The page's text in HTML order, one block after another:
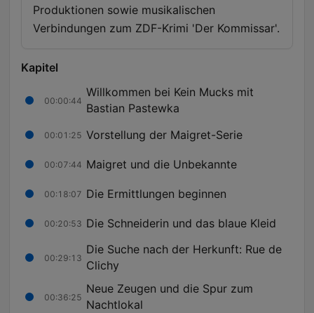
Produktionen sowie musikalischen
Verbindungen zum ZDF-Krimi 'Der Kommissar'.
Kapitel
00:00:44
Willkommen bei Kein Mucks mit
Bastian Pastewka
00:01:25 Vorstellung der Maigret-Serie
00:07:44 Maigret und die Unbekannte
00:18:07 Die Ermittlungen beginnen
00:20:53 Die Schneiderin und das blaue Kleid
00:29:13
Die Suche nach der Herkunft: Rue de
Clichy
00:36:25
Neue Zeugen und die Spur zum
Nachtlokal